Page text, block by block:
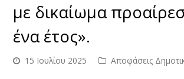
με δικαίωμα
ένα έτος».
15 Ιουλίου 2025 Αποφάσεις